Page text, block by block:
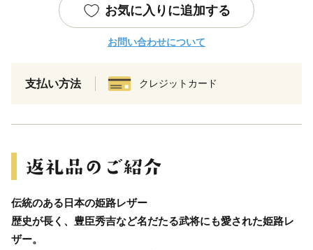
お気に入りに追加する
お問い合わせについて
支払い方法 クレジットカード
伝統のある日本の姫路レザー
歴史が長く、豊臣秀吉など名だたる武将にも愛された姫路レ
ザー。